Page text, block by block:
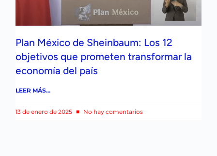
Plan México de Sheinbaum: Los 12
objetivos que prometen transformar la
economía del país
LEER MÁS...
13 de enero de 2025 No hay comentarios